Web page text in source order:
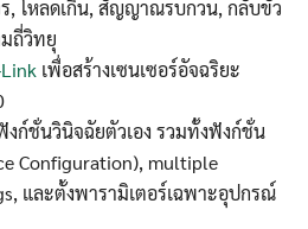
, โหลดเกิน, สัญญาณรบกวน, กลับขั้ว
ถี่วิทยุ
เพื่อสร้างเซนเซอร์อัจฉริยะ
งก์ชั่นวินิจฉัยตัวเอง รวมทั้งฟังก์ชั่น
Configuration), multiple
และตั้งพารามิเตอร์เฉพาะอุปกรณ์